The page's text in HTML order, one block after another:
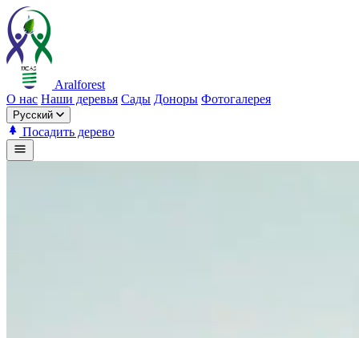
Aralforest
О нас Наши деревья Сады Доноры Фотогалерея
Русский
Посадить дерево